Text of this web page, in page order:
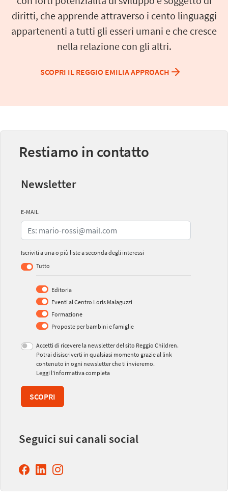
diritti, che apprende attraverso i cento linguaggi
appartenenti a tutti gli esseri umani e che cresce
nella relazione con gli altri.
SCOPRI IL REGGIO EMILIA APPROACH
Restiamo in contatto
Newsletter
E-MAIL
Iscriviti a una o più liste a seconda degli interessi
Tutto
Editoria
Eventi al Centro Loris Malaguzzi
Formazione
Proposte per bambini e famiglie
Accetti di ricevere la newsletter del sito Reggio Children.
Potrai disiscriverti in qualsiasi momento grazie al link
contenuto in ogni newsletter che ti invieremo.
Leggi l’informativa completa
SCOPRI
Seguici sui canali social